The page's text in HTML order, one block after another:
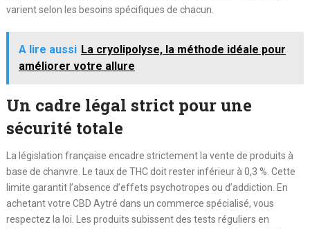
varient selon les besoins spécifiques de chacun.
A lire aussi La cryolipolyse, la méthode idéale pour
améliorer votre allure
Un cadre légal strict pour une
sécurité totale
La législation française encadre strictement la vente de produits à
base de chanvre. Le taux de THC doit rester inférieur à 0,3 %. Cette
limite garantit l’absence d’effets psychotropes ou d’addiction. En
achetant votre CBD Aytré dans un commerce spécialisé, vous
respectez la loi. Les produits subissent des tests réguliers en